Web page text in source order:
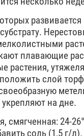
развивается
плавающие
растения,
слой
на дне.
смягченная: 24-
соль (1,5 г/л).